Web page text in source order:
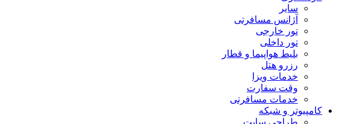
سایر
آژانس مسافرتی
تور خارجی
تور داخلی
بلیط هواپیما و قطار
رزرو هتل
خدمات ویزا
وقت سفارت
خدمات مسافرتی
کامپیوتر و شبکه